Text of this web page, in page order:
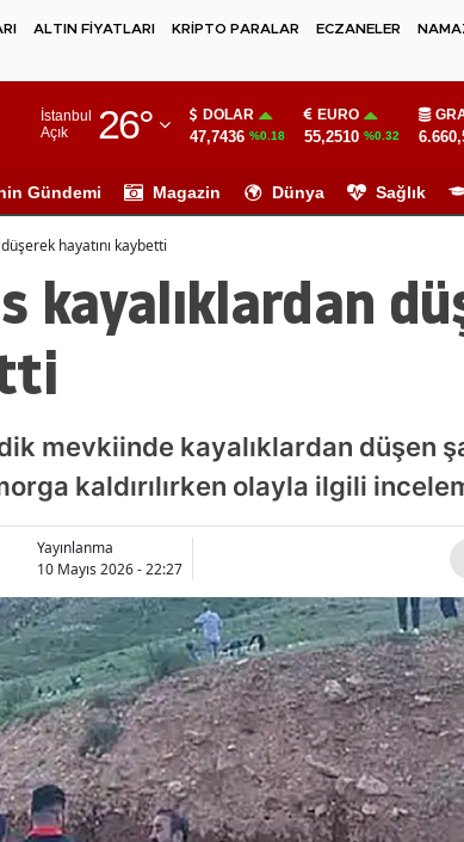
ALTIN FİYATLARI KRİPTO PARALAR ECZANELER
İstanbul
Açık
26°
Adıyaman
Ağrı
Ankara
Aydın
Bilecik
Bingöl
Bitlis
Bolu
Burdur
Bursa
DOLAR
47,7436 %0.18
EURO
55,2510 %0.32
Gündemi Magazin Dünya Sağlık
hayatını kaybetti
kayalıklardan
mevkiinde kayalıklardan düşen
kaldırılırken olayla ilgili
Yayınlanma
10 Mayıs 2026 - 22:27